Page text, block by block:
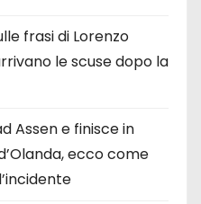
frasi di Lorenzo
le scuse dopo la
Assen e finisce in
ecco come